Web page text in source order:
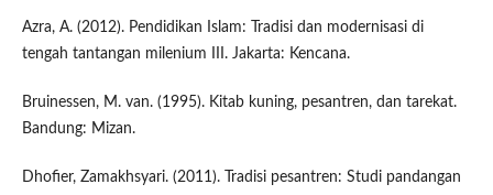
Azra, A. (2012). Pendidikan Islam: Tradisi dan modernisasi di
tengah tantangan milenium III. Jakarta: Kencana.
Bruinessen, M. van. (1995). Kitab kuning, pesantren, dan tarekat.
Bandung: Mizan.
Dhofier, Zamakhsyari. (2011). Tradisi pesantren: Studi pandangan